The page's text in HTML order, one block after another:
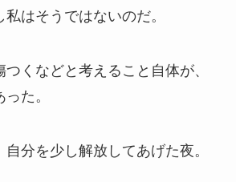
はそうではないのだ。
くなどと考えること自体が、
た。
分を少し解放してあげた夜。